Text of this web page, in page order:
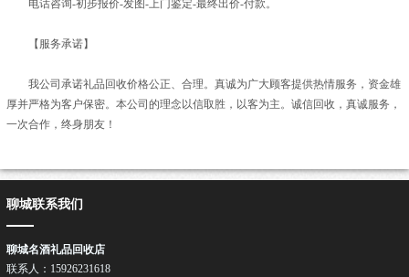
电话咨询-初步报价-发图-上门鉴定-最终出价-付款。
【服务承诺】
我公司承诺礼品回收价格公正、合理。真诚为广大顾客提供热情服务，资金雄
厚并严格为客户保密。本公司的理念以信取胜，以客为主。诚信回收，真诚服务，
一次合作，终身朋友！
聊城联系我们
聊城名酒礼品回收店
联系人：15926231618